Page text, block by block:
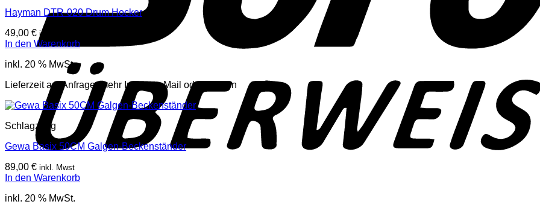
Hayman DTR-020 Drum Hocker
49,00 € inkl. Mwst
In den Warenkorb
inkl. 20 % MwSt.
Lieferzeit auf Anfrage, mehr Infos per Mail oder Telefon
Schlagzeug
Gewa Basix 50CM Galgen-Beckenständer
89,00 € inkl. Mwst
In den Warenkorb
inkl. 20 % MwSt.